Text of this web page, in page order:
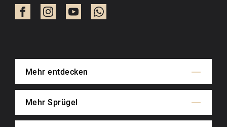
Mehr entdecken
Mehr Sprügel